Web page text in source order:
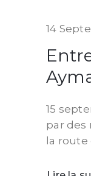
14
15
par des
la